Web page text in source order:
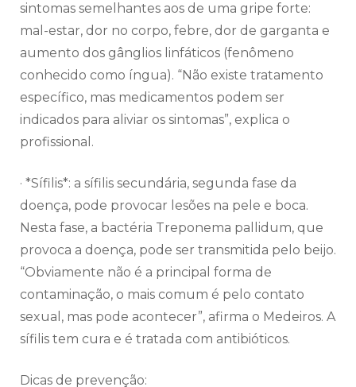
sintomas semelhantes aos de uma gripe forte:
mal-estar, dor no corpo, febre, dor de garganta e
aumento dos gânglios linfáticos (fenômeno
conhecido como íngua). “Não existe tratamento
específico, mas medicamentos podem ser
indicados para aliviar os sintomas”, explica o
profissional.
· *Sífilis*: a sífilis secundária, segunda fase da
doença, pode provocar lesões na pele e boca.
Nesta fase, a bactéria Treponema pallidum, que
provoca a doença, pode ser transmitida pelo beijo.
“Obviamente não é a principal forma de
contaminação, o mais comum é pelo contato
sexual, mas pode acontecer”, afirma o Medeiros. A
sífilis tem cura e é tratada com antibióticos.
Dicas de prevenção: